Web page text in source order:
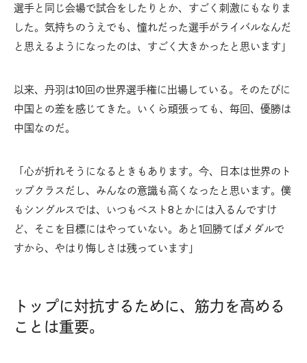
選手と同じ会場で試合をしたりとか、すごく刺激にもなりま
した。気持ちのうえでも、憧れだった選手がライバルなんだ
と思えるようになったのは、すごく大きかったと思います」
以来、丹羽は10回の世界選手権に出場している。そのたびに
中国との差を感じてきた。いくら頑張っても、毎回、優勝は
中国なのだ。
「心が折れそうになるときもあります。今、日本は世界のト
ップクラスだし、みんなの意識も高くなったと思います。僕
もシングルスでは、いつもベスト8とかには入るんですけ
ど、そこを目標にはやっていない。あと1回勝てばメダルで
すから、やはり悔しさは残っています」
トップに対抗するために、筋力を高める
ことは重要。